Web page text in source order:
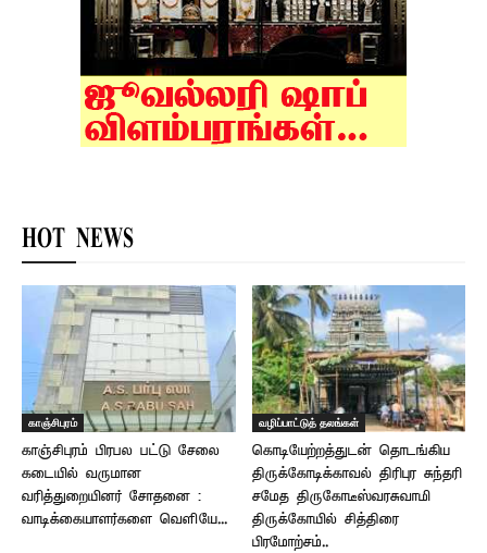
HOT NEWS
காஞ்சிபுரம்
காஞ்சிபுரம் பிரபல பட்டு சேலை
கடையில் வருமான
வரித்துறையினர் சோதனை :
வாடிக்கையாளர்களை வெளியே...
வழிப்பாட்டுத் தலங்கள்
கொடியேற்றத்துடன் தொடங்கிய
திருக்கோடிக்காவல் திரிபுர சுந்தரி
சமேத திருகோடீஸ்வரசுவாமி
திருக்கோயில் சித்திரை
பிரமோற்சம்..